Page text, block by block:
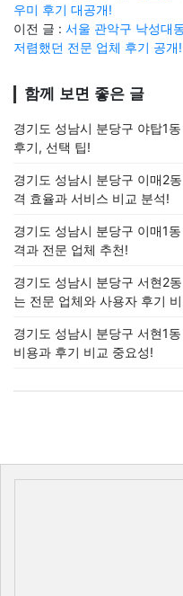
우미 후기 대공개!
이전 글 : 서울 관악구 낙성대
저렴했던 전문 업체 후기 공개!
함께 보면 좋은 글
경기도 성남시 분당구 야탑1
후기, 선택 팁!
경기도 성남시 분당구 이매2
격 효율과 서비스 비교 분석!
경기도 성남시 분당구 이매1
격과 전문 업체 추천!
경기도 성남시 분당구 서현2
는 전문 업체와 사용자 후기
경기도 성남시 분당구 서현1
비용과 후기 비교 중요성!